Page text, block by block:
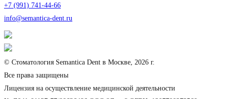
+7 (991) 741-44-66
info@semantica-dent.ru
© Стоматология Semantica Dent в Москве, 2026 г.
Все права защищены
Лицензия на осуществление медицинской деятельности